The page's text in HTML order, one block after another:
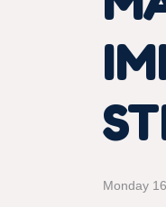
Monday